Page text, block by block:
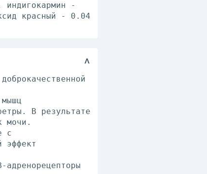
-
красный - 0.04
В результате
мочи.
с
эффект